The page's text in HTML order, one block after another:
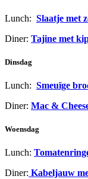
Lunch: Slaatje met
Diner: Tajine met
Dinsdag
Lunch: Smeuïge
Diner: Mac &
Woensdag
Lunch:
Diner: Kabeljauw